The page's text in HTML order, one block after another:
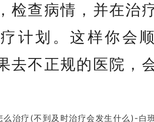
检查病情，并在治
计划。这样你会
去不正规的医院，
么治疗(不到及时治疗会发生什么)-白